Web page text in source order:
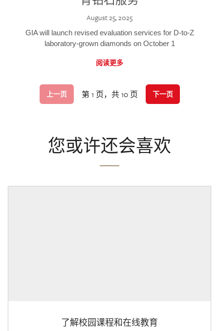
August 25, 2025
GIA will launch revised evaluation services for D-to-Z
laboratory-grown diamonds on October 1
阅读更多
上一页 第 1 页，共 10 页 下一页
您或许还会喜欢
了解校园课程和在线教育